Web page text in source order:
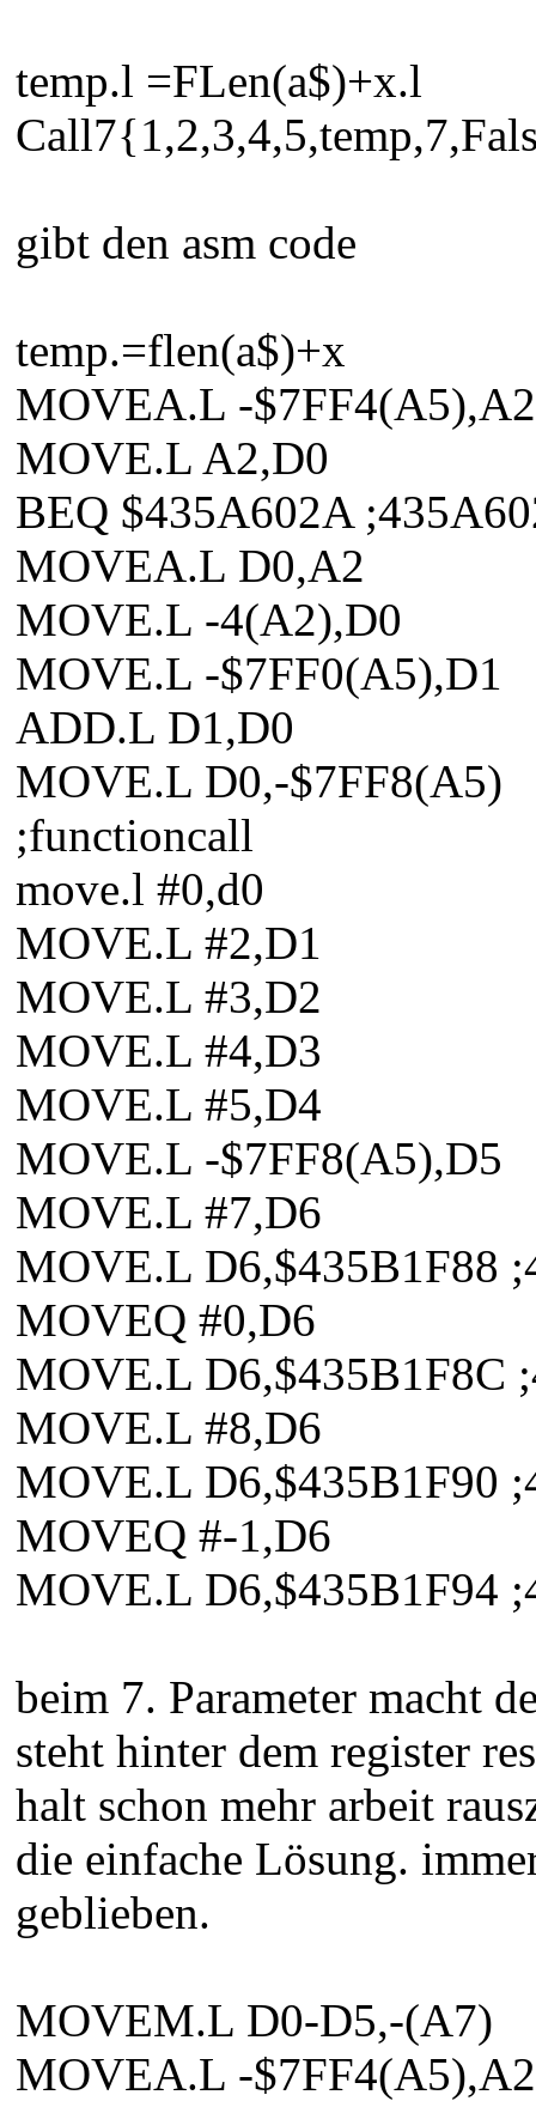
temp.l =FLen(a$)+x.l
gibt den asm code
temp.=flen(a$)+x
MOVEA.L -$7FF4(A5),A2
MOVE.L A2,D0
BEQ $435A602A
MOVEA.L D0,A2
MOVE.L -4(A2),D0
MOVE.L -$7FF0(A5),D1
ADD.L D1,D0
MOVE.L D0,-$7FF8(A5)
;functioncall
move.l #0,d0
MOVE.L #2,D1
MOVE.L #3,D2
MOVE.L #4,D3
MOVE.L #5,D4
MOVE.L -$7FF8(A5),D5
MOVE.L #7,D6
MOVE.L D6,$435B1F88
MOVEQ #0,D6
MOVE.L D6,$435B1F8C
MOVE.L #8,D6
MOVE.L D6,$435B1F90
MOVEQ #-1,D6
MOVE.L D6,$435B1F94
beim 7. Parameter macht
steht hinter dem register
halt schon mehr arbeit
die einfache Lösung.
geblieben.
MOVEM.L D0-D5,-(A7)
MOVEA.L -$7FF4(A5),A2